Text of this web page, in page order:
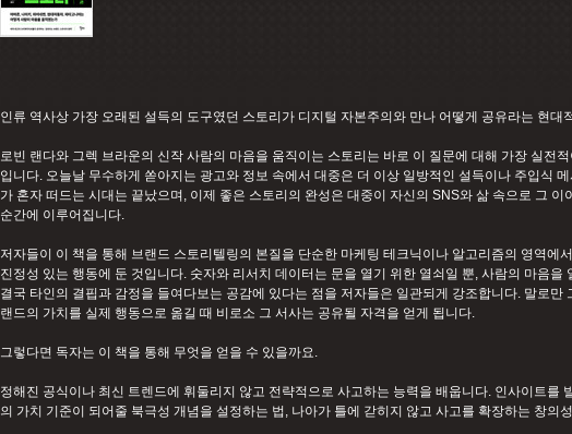
인류 역사상 가장 오래된 설득의 도구였던 스토리가 디지털 자본주의와 만나 어떻게 공유라는 현대
로빈 랜다와 그렉 브라운의 신작 사람의 마음을 움직이는 스토리는 바로 이 질문에 대해 가장 실전
입니다. 오늘날 무수하게 쏟아지는 광고와 정보 속에서 대중은 더 이상 일방적인 설득이나 주입식
가 혼자 떠드는 시대는 끝났으며, 이제 좋은 스토리의 완성은 대중이 자신의 SNS와 삶 속으로 그 이
순간에 이루어집니다.
저자들이 이 책을 통해 브랜드 스토리텔링의 본질을 단순한 마케팅 테크닉이나 알고리즘의 영역에
진정성 있는 행동에 둔 것입니다. 숫자와 리서치 데이터는 문을 열기 위한 열쇠일 뿐, 사람의 마음을
결국 타인의 결핍과 감정을 들여다보는 공감에 있다는 점을 저자들은 일관되게 강조합니다. 말로만
랜드의 가치를 실제 행동으로 옮길 때 비로소 그 서사는 공유될 자격을 얻게 됩니다.
그렇다면 독자는 이 책을 통해 무엇을 얻을 수 있을까요.
정해진 공식이나 최신 트렌드에 휘둘리지 않고 전략적으로 사고하는 능력을 배웁니다. 인사이트를
의 가치 기준이 되어줄 북극성 개념을 설정하는 법, 나아가 틀에 갇히지 않고 사고를 확장하는 창의